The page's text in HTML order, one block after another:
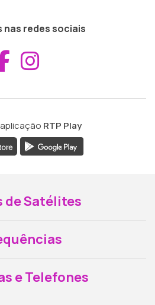
nas redes sociais
Aceder ao
RTP Play
de Satélites
e Telefones